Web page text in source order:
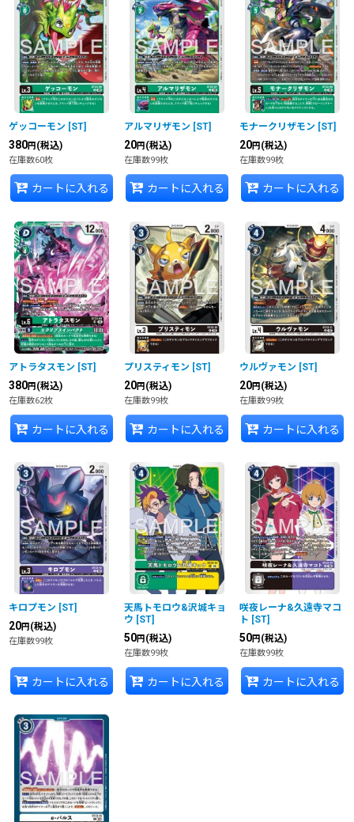
ゲッコーモン [ST]
380円 (税込)
在庫数60枚
カートに入れる
アルマリザモン [ST]
20円 (税込)
在庫数99枚
カートに入れる
モナークリザモン [ST]
20円 (税込)
在庫数99枚
カートに入れる
アトラタスモン [ST]
380円 (税込)
在庫数62枚
カートに入れる
プリスティモン [ST]
20円 (税込)
在庫数99枚
カートに入れる
ウルヴァモン [ST]
20円 (税込)
在庫数99枚
カートに入れる
キロプモン [ST]
20円 (税込)
在庫数99枚
カートに入れる
天馬トモロウ&沢城キョ
ウ [ST]
50円 (税込)
在庫数99枚
カートに入れる
咲夜レーナ&久遠寺マコ
ト [ST]
50円 (税込)
在庫数99枚
カートに入れる